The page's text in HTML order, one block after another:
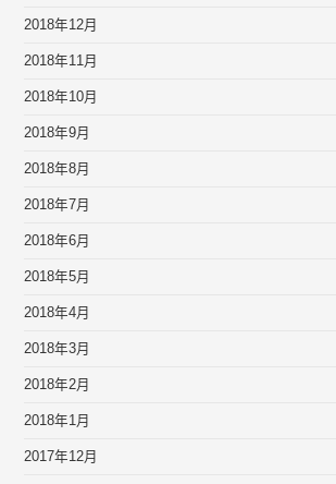
2018年12月
2018年11月
2018年10月
2018年9月
2018年8月
2018年7月
2018年6月
2018年5月
2018年4月
2018年3月
2018年2月
2018年1月
2017年12月